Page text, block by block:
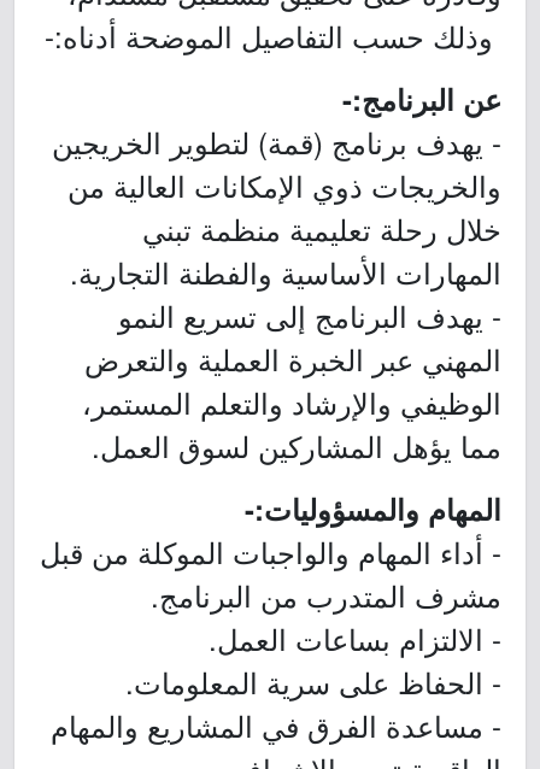
وذلك حسب التفاصيل الموضحة أدناه:-
عن البرنامج:-
- يهدف برنامج (قمة) لتطوير الخريجين
والخريجات ذوي الإمكانات العالية من
خلال رحلة تعليمية منظمة تبني
المهارات الأساسية والفطنة التجارية.
- يهدف البرنامج إلى تسريع النمو
المهني عبر الخبرة العملية والتعرض
الوظيفي والإرشاد والتعلم المستمر،
مما يؤهل المشاركين لسوق العمل.
المهام والمسؤوليات:-
- أداء المهام والواجبات الموكلة من قبل
مشرف المتدرب من البرنامج.
- الالتزام بساعات العمل.
- الحفاظ على سرية المعلومات.
- مساعدة الفرق في المشاريع والمهام